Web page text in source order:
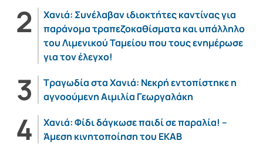
Χανιά: Συνέλαβαν ιδιοκτήτες καντίνας για
παράνομα τραπεζοκαθίσματα και υπάλληλο
του Λιμενικού Ταμείου που τους ενημέρωσε
για τον έλεγχο!
Τραγωδία στα Χανιά: Νεκρή εντοπίστηκε η
αγνοούμενη Αιμιλία Γεωργαλάκη
Χανιά: Φίδι δάγκωσε παιδί σε παραλία! –
Άμεση κινητοποίηση του ΕΚΑΒ